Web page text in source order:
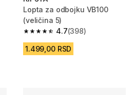
Lopta za odbojku VB100
(veličina 5)
4.7
4.7 od 5 zvezdica from 398
(398)
1.499,00 RSD